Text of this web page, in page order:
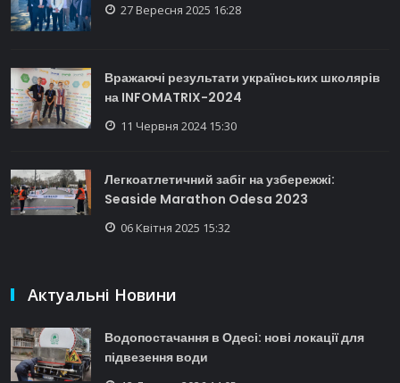
27 Вересня 2025 16:28
Вражаючі результати українських школярів
на INFOMATRIX-2024
11 Червня 2024 15:30
Легкоатлетичний забіг на узбережжі:
Seaside Marathon Odesa 2023
06 Квітня 2025 15:32
Актуальні Новини
Водопостачання в Одесі: нові локації для
підвезення води